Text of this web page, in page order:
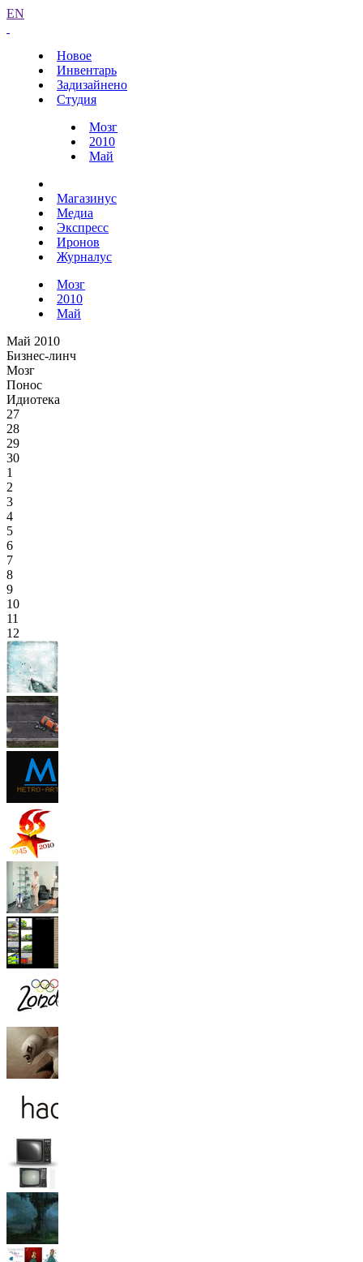
EN
Новое
Инвентарь
Задизайнено
Студия
Мозг
2010
Май
Магазинус
Медиа
Экспресс
Иронов
Журналус
Мозг
2010
Май
Май 2010
Бизнес-линч
Мозг
Понос
Идиотека
27
28
29
30
1
2
3
4
5
6
7
8
9
10
11
12